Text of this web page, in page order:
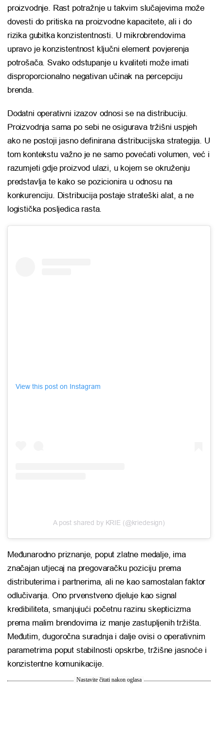
proizvodnje. Rast potražnje u takvim slučajevima može
dovesti do pritiska na proizvodne kapacitete, ali i do
rizika gubitka konzistentnosti. U mikrobrendovima
upravo je konzistentnost ključni element povjerenja
potrošača. Svako odstupanje u kvaliteti može imati
disproporcionalno negativan učinak na percepciju
brenda.
Dodatni operativni izazov odnosi se na distribuciju.
Proizvodnja sama po sebi ne osigurava tržišni uspjeh
ako ne postoji jasno definirana distribucijska strategija. U
tom kontekstu važno je ne samo povećati volumen, već i
razumjeti gdje proizvod ulazi, u kojem se okruženju
predstavlja te kako se pozicionira u odnosu na
konkurenciju. Distribucija postaje strateški alat, a ne
logistička posljedica rasta.
View this post on Instagram
A post shared by KRIE (@kriedesign)
Međunarodno priznanje, poput zlatne medalje, ima
značajan utjecaj na pregovaračku poziciju prema
distributerima i partnerima, ali ne kao samostalan faktor
odlučivanja. Ono prvenstveno djeluje kao signal
kredibiliteta, smanjujući početnu razinu skepticizma
prema malim brendovima iz manje zastupljenih tržišta.
Međutim, dugoročna suradnja i dalje ovisi o operativnim
parametrima poput stabilnosti opskrbe, tržišne jasnoće i
konzistentne komunikacije.
Nastavite čitati nakon oglasa